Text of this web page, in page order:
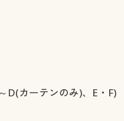
D(カーテンのみ)、E・F)